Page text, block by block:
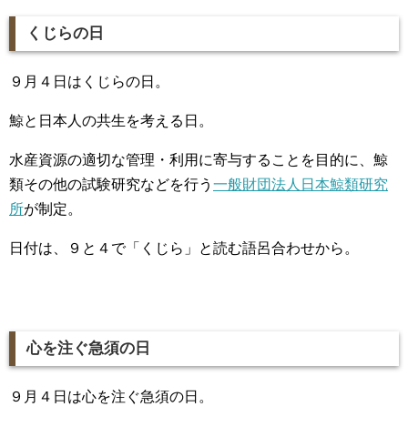
くじらの日
９月４日はくじらの日。
鯨と日本人の共生を考える日。
水産資源の適切な管理・利用に寄与することを目的に、鯨
類その他の試験研究などを行う 一般財団法人日本鯨類研究
所が制定。
日付は、９と４で「くじら」と読む語呂合わせから。
心を注ぐ急須の日
９月４日は心を注ぐ急須の日。